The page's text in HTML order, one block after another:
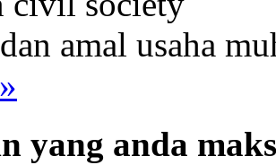
amal usaha
yang anda